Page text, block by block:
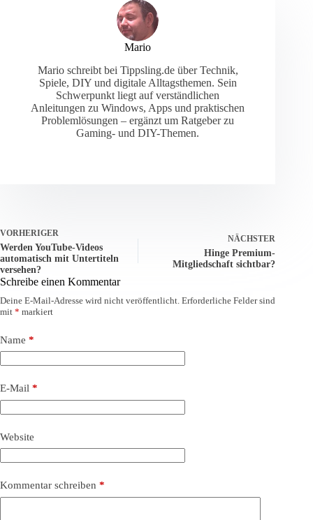
Mario
Mario schreibt bei Tippsling.de über Technik,
Spiele, DIY und digitale Alltagsthemen. Sein
Schwerpunkt liegt auf verständlichen
Anleitungen zu Windows, Apps und praktischen
Problemlösungen – ergänzt um Ratgeber zu
Gaming- und DIY-Themen.
VORHERIGER
Werden YouTube-Videos
automatisch mit Untertiteln
versehen?
NÄCHSTER
Hinge Premium-
Mitgliedschaft sichtbar?
Schreibe einen Kommentar
Deine E-Mail-Adresse wird nicht veröffentlicht. Erforderliche Felder sind
mit * markiert
Name *
E-Mail *
Website
Kommentar schreiben *